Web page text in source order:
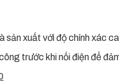
sản xuất với độ chính xác
trước khi nối điện để